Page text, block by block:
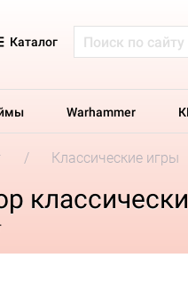
Каталог
Warhammer
Классические игры